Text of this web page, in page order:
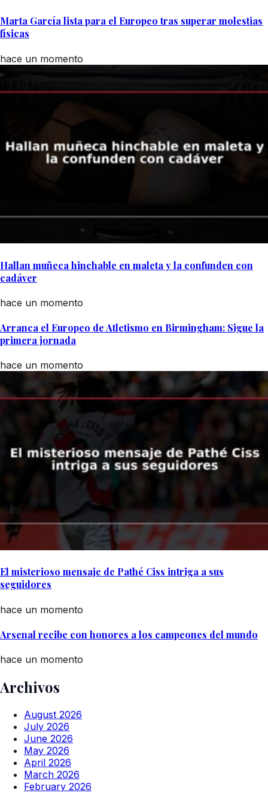
Marta García lista para el Europeo tras superar molestias
físicas
hace un momento
Hallan muñeca hinchable en maleta y la confunden con
cadáver
hace un momento
Arranca el Europeo de Atletismo en Birmingham: Sigue la
primera jornada
hace un momento
El misterioso mensaje de Pathé Ciss intriga a sus
seguidores
hace un momento
Arsenal recibe con honores a los campeones del mundo
hace un momento
Archivos
August 2026
July 2026
June 2026
May 2026
April 2026
March 2026
February 2026